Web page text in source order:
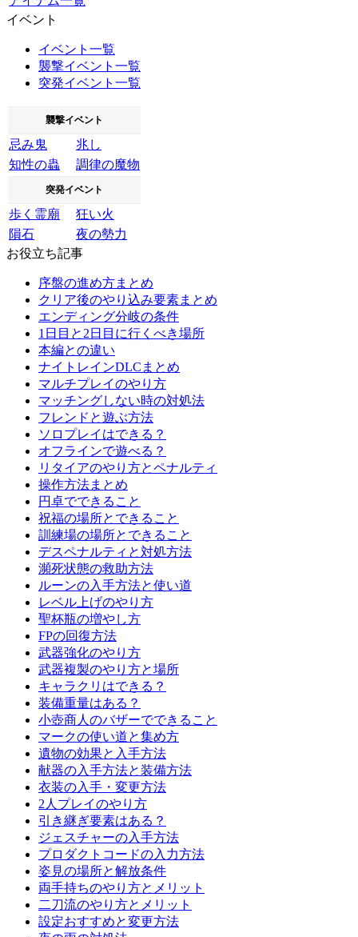
イベント
イベント一覧
襲撃イベント一覧
突発イベント一覧
襲撃イベント
忌み鬼
兆し
知性の蟲
調律の魔物
突発イベント
歩く霊廟
狂い火
隕石
夜の勢力
お役立ち記事
序盤の進め方まとめ
クリア後のやり込み要素まとめ
エンディング分岐の条件
1日目と2日目に行くべき場所
本編との違い
ナイトレインDLCまとめ
マルチプレイのやり方
マッチングしない時の対処法
フレンドと遊ぶ方法
ソロプレイはできる？
オフラインで遊べる？
リタイアのやり方とペナルティ
操作方法まとめ
円卓でできること
祝福の場所とできること
訓練場の場所とできること
デスペナルティと対処方法
瀕死状態の救助方法
ルーンの入手方法と使い道
レベル上げのやり方
聖杯瓶の増やし方
FPの回復方法
武器強化のやり方
武器複製のやり方と場所
キャラクリはできる？
装備重量はある？
小壺商人のバザーでできること
マークの使い道と集め方
遺物の効果と入手方法
献器の入手方法と装備方法
衣装の入手・変更方法
2人プレイのやり方
引き継ぎ要素はある？
ジェスチャーの入手方法
プロダクトコードの入力方法
姿見の場所と解放条件
両手持ちのやり方とメリット
二刀流のやり方とメリット
設定おすすめと変更方法